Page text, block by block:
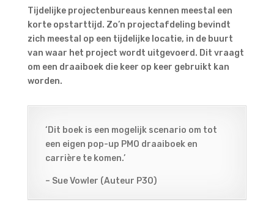
Tijdelijke projectenbureaus kennen meestal een
korte opstarttijd. Zo’n projectafdeling bevindt
zich meestal op een tijdelijke locatie, in de buurt
van waar het project wordt uitgevoerd. Dit vraagt
om een draaiboek die keer op keer gebruikt kan
worden.
‘Dit boek is een mogelijk scenario om tot
een eigen pop-up PMO draaiboek en
carrière te komen.’
– Sue Vowler (Auteur P3O)